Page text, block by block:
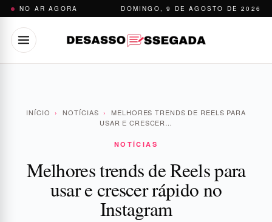
Pular
conteúdo
NO AR AGORA DOMINGO, 9 DE AGOSTO DE 2026
INÍCIO › NOTÍCIAS ›
MELHORES TRENDS DE REELS PARA
USAR E CRESCER…
NOTÍCIAS
Melhores trends de Reels para
usar e crescer rápido no
Instagram